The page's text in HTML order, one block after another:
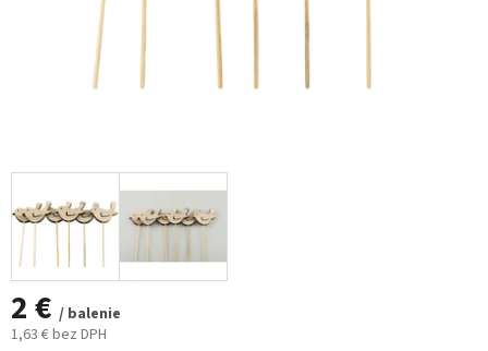
2 € / balenie
1,63 € bez DPH